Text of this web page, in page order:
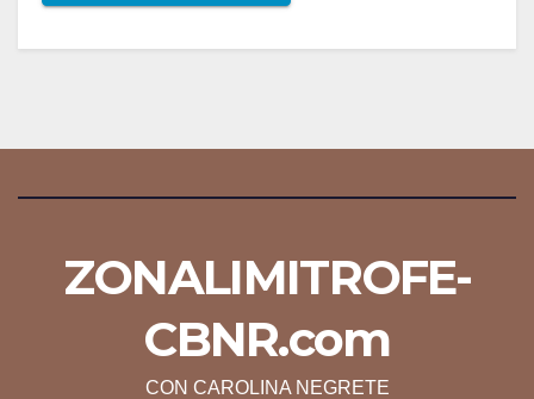
ZONALIMITROFE-
CBNR.com
CON CAROLINA NEGRETE